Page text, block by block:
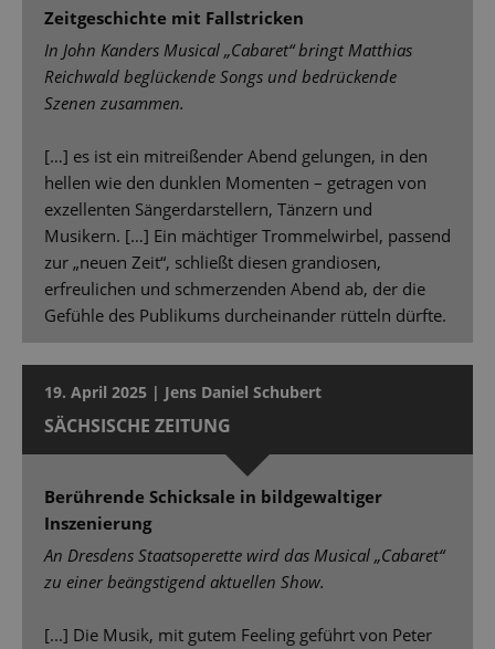
Zeitgeschichte mit Fallstricken
In John Kanders Musical „Cabaret“ bringt Matthias
Reichwald beglückende Songs und bedrückende
Szenen zusammen.
[…] es ist ein mitreißender Abend gelungen, in den
hellen wie den dunklen Momenten – getragen von
exzellenten Sängerdarstellern, Tänzern und
Musikern. […] Ein mächtiger Trommelwirbel, passend
zur „neuen Zeit“, schließt diesen grandiosen,
erfreulichen und schmerzenden Abend ab, der die
Gefühle des Publikums durcheinander rütteln dürfte.
19. April 2025 | Jens Daniel Schubert
SÄCHSISCHE ZEITUNG
Berührende Schicksale in bildgewaltiger
Inszenierung
An Dresdens Staatsoperette wird das Musical „Cabaret“
zu einer beängstigend aktuellen Show.
[...] Die Musik, mit gutem Feeling geführt von Peter